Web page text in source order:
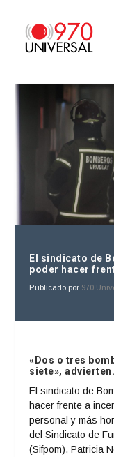
El sindicato de
poder hacer
Publicado por 970
«Dos o tres
siete», advierten.
El sindicato de
hacer frente a
personal y más
del Sindicato de
(Sifpom), Patricia